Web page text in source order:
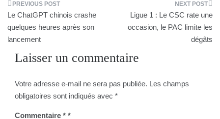
Navigation
de
l’article
Le ChatGPT chinois crashe
quelques heures après son
lancement
Ligue 1 : Le CSC rate une
occasion, le PAC limite les
dégâts
Laisser un commentaire
Votre adresse e-mail ne sera pas publiée. Les champs
obligatoires sont indiqués avec *
Commentaire *